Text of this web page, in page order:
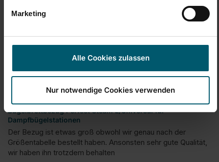
Marketing
Alle Cookies zulassen
Nur notwendige Cookies verwenden
Etwas zu groß trotz Tabelle
Bügelbrettbezug Perfect Steam L/Universal für
Dampfbügelstationen
Der Bezug ist etwas groß obwohl wir genau nach der
Größentabelle bestellt haben. Ansonsten sehr gute Qualität,
wir haben ihn trotzdem behalten